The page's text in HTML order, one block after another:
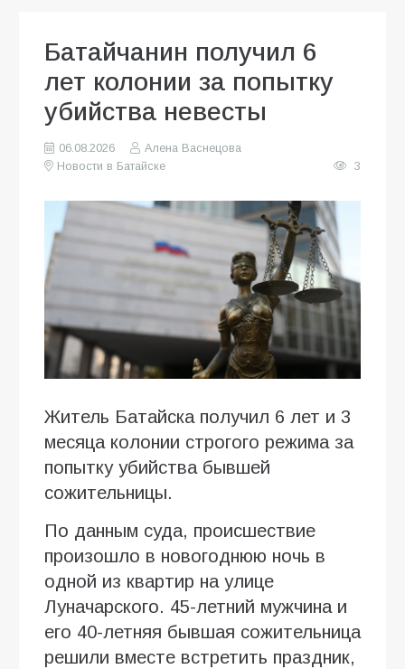
Батайчанин получил 6
лет колонии за попытку
убийства невесты
06.08.2026
Алена Васнецова
Новости в Батайске
3
Житель Батайска получил 6 лет и 3
месяца колонии строгого режима за
попытку убийства бывшей
сожительницы.
По данным суда, происшествие
произошло в новогоднюю ночь в
одной из квартир на улице
Луначарского. 45-летний мужчина и
его 40-летняя бывшая сожительница
решили вместе встретить праздник,